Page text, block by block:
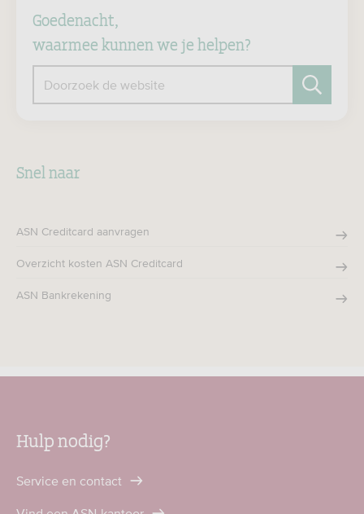
Goedenacht,
waarmee kunnen we je helpen?
Doorzoek de website
Snel naar
ASN Creditcard aanvragen
Overzicht kosten ASN Creditcard
ASN Bankrekening
Hulp nodig?
Service en contact